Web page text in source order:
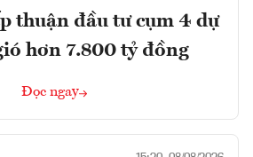
thuận đầu tư cụm 4 dự
hơn 7.800 tỷ đồng
Đọc ngay